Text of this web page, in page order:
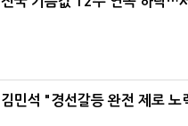
김민석 "경선갈등 완전 제로